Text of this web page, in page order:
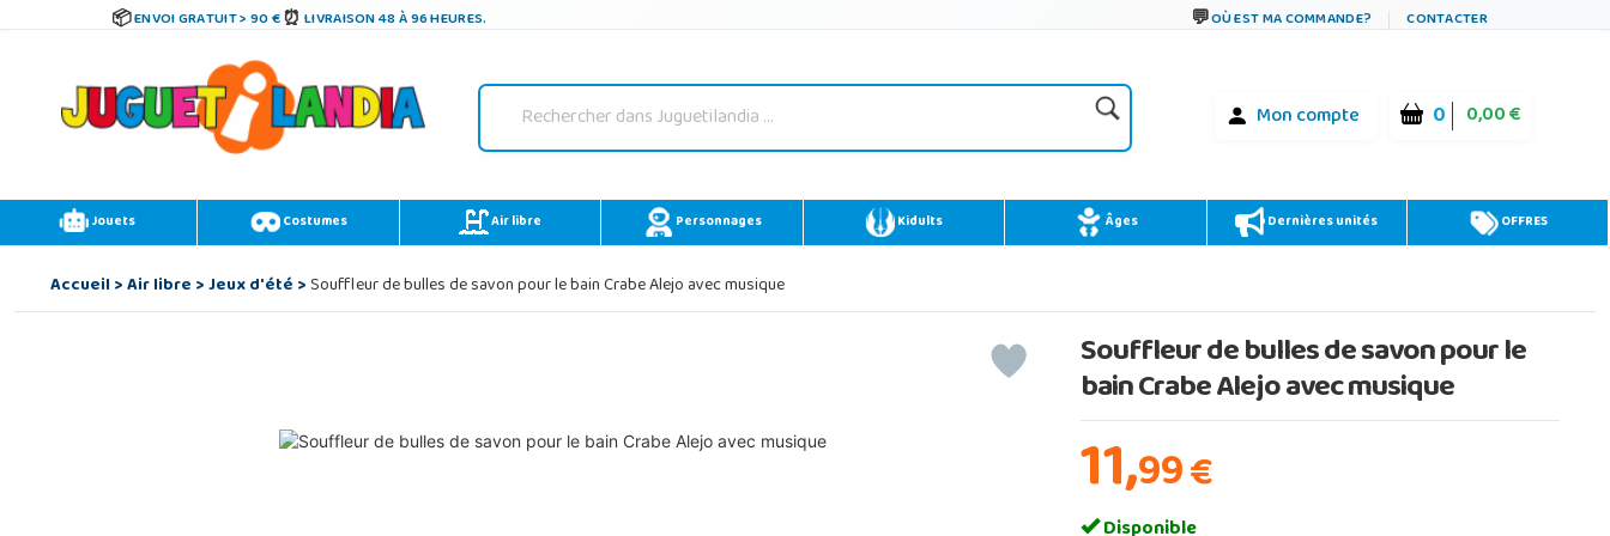
ENVOI GRATUIT > 90 € LIVRAISON 48 À 96 HEURES. OÙ EST MA COMMANDE? CONTACTER
Mon compte 0 0,00 €
Jouets Costumes Air libre Personnages Kidults Âges Dernières unités OFFRES
Accueil>Air libre>Jeux d'été>Souffleur de bulles de savon pour le bain Crabe Alejo avec musique
Souffleur de bulles de savon pour le
bain Crabe Alejo avec musique
11,99€